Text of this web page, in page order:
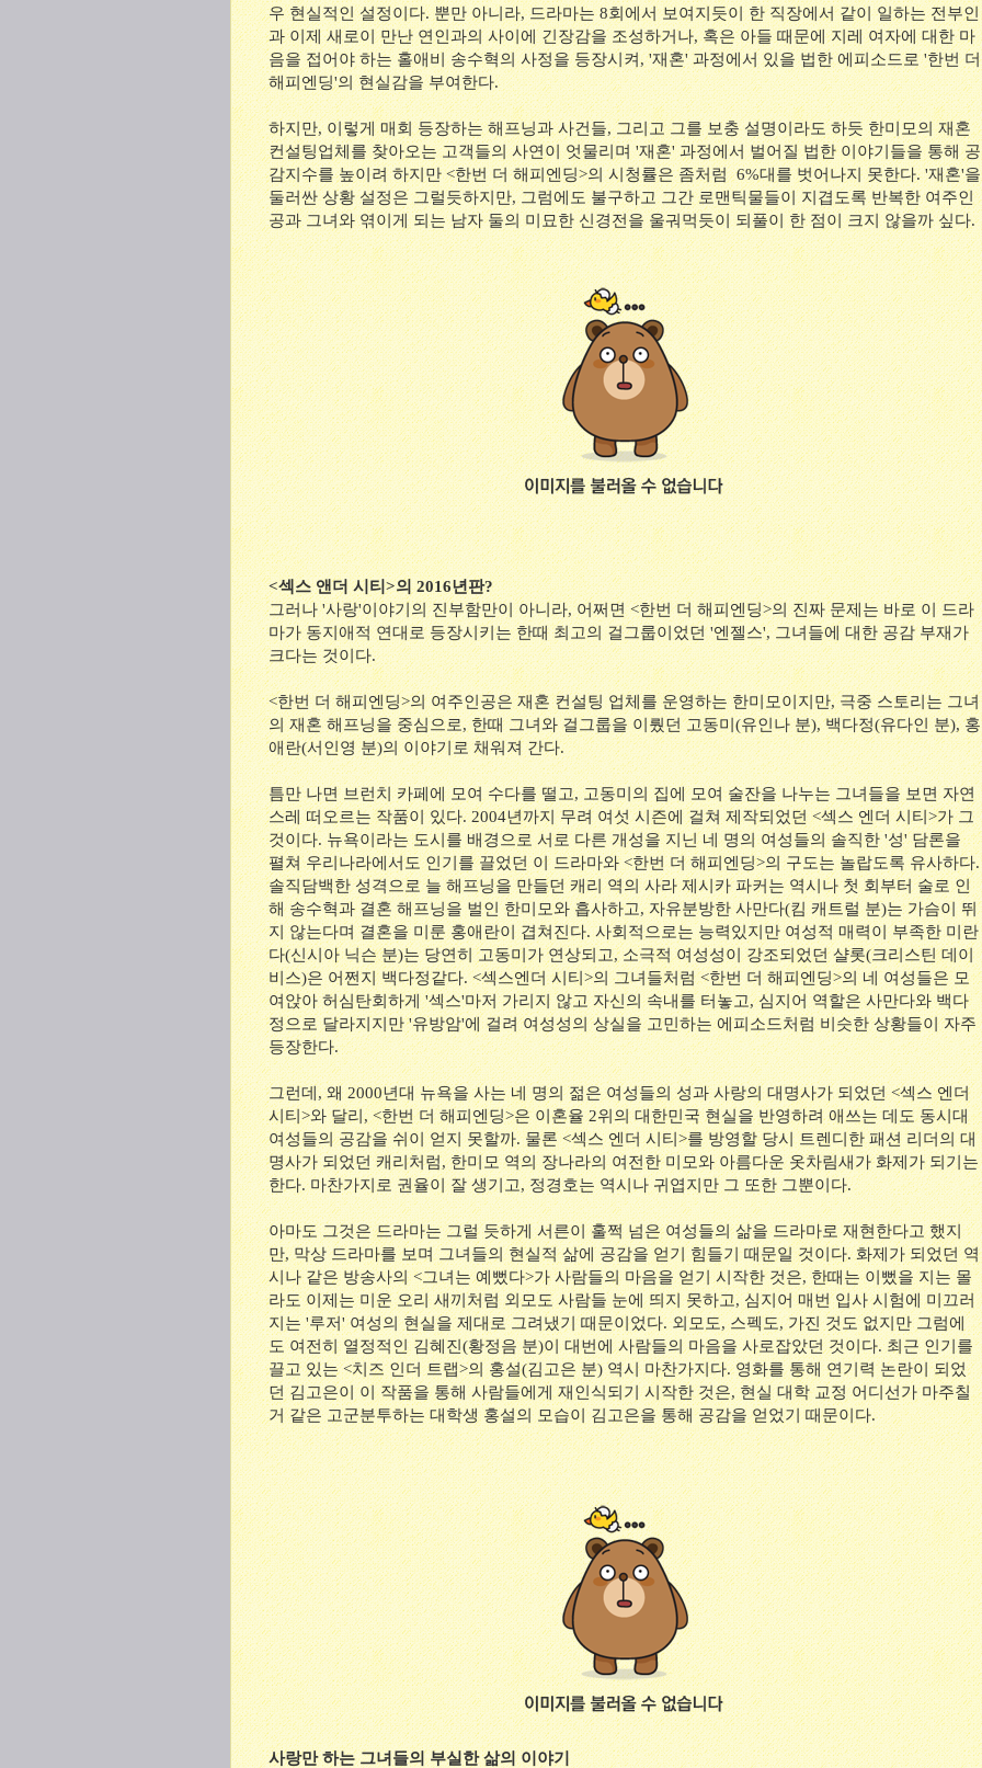
우 현실적인 설정이다. 뿐만 아니라, 드라마는 8회에서 보여지듯이 한 직장에서 같이 일하는 전부인
과 이제 새로이 만난 연인과의 사이에 긴장감을 조성하거나, 혹은 아들 때문에 지레 여자에 대한 마
음을 접어야 하는 홀애비 송수혁의 사정을 등장시켜, '재혼' 과정에서 있을 법한 에피소드로 '한번 더
해피엔딩'의 현실감을 부여한다.
하지만, 이렇게 매회 등장하는 해프닝과 사건들, 그리고 그를 보충 설명이라도 하듯 한미모의 재혼
컨설팅업체를 찾아오는 고객들의 사연이 엇물리며 '재혼' 과정에서 벌어질 법한 이야기들을 통해 공
감지수를 높이려 하지만 <한번 더 해피엔딩>의 시청률은 좀처럼 6%대를 벗어나지 못한다. '재혼'을
둘러싼 상황 설정은 그럴듯하지만, 그럼에도 불구하고 그간 로맨틱물들이 지겹도록 반복한 여주인
공과 그녀와 엮이게 되는 남자 둘의 미묘한 신경전을 울궈먹듯이 되풀이 한 점이 크지 않을까 싶다.
<섹스 앤더 시티>의 2016년판?
그러나 '사랑'이야기의 진부함만이 아니라, 어쩌면 <한번 더 해피엔딩>의 진짜 문제는 바로 이 드라
마가 동지애적 연대로 등장시키는 한때 최고의 걸그룹이었던 '엔젤스', 그녀들에 대한 공감 부재가
크다는 것이다.
<한번 더 해피엔딩>의 여주인공은 재혼 컨설팅 업체를 운영하는 한미모이지만, 극중 스토리는 그녀
의 재혼 해프닝을 중심으로, 한때 그녀와 걸그룹을 이뤘던 고동미(유인나 분), 백다정(유다인 분), 홍
애란(서인영 분)의 이야기로 채워져 간다.
틈만 나면 브런치 카페에 모여 수다를 떨고, 고동미의 집에 모여 술잔을 나누는 그녀들을 보면 자연
스레 떠오르는 작품이 있다. 2004년까지 무려 여섯 시즌에 걸쳐 제작되었던 <섹스 엔더 시티>가 그
것이다. 뉴욕이라는 도시를 배경으로 서로 다른 개성을 지닌 네 명의 여성들의 솔직한 '성' 담론을
펼쳐 우리나라에서도 인기를 끌었던 이 드라마와 <한번 더 해피엔딩>의 구도는 놀랍도록 유사하다.
솔직담백한 성격으로 늘 해프닝을 만들던 캐리 역의 사라 제시카 파커는 역시나 첫 회부터 술로 인
해 송수혁과 결혼 해프닝을 벌인 한미모와 흡사하고, 자유분방한 사만다(킴 캐트럴 분)는 가슴이 뛰
지 않는다며 결혼을 미룬 홍애란이 겹쳐진다. 사회적으로는 능력있지만 여성적 매력이 부족한 미란
다(신시아 닉슨 분)는 당연히 고동미가 연상되고, 소극적 여성성이 강조되었던 샬롯(크리스틴 데이
비스)은 어쩐지 백다정같다. <섹스엔더 시티>의 그녀들처럼 <한번 더 해피엔딩>의 네 여성들은 모
여앉아 허심탄회하게 '섹스'마저 가리지 않고 자신의 속내를 터놓고, 심지어 역할은 사만다와 백다
정으로 달라지지만 '유방암'에 걸려 여성성의 상실을 고민하는 에피소드처럼 비슷한 상황들이 자주
등장한다.
그런데, 왜 2000년대 뉴욕을 사는 네 명의 젊은 여성들의 성과 사랑의 대명사가 되었던 <섹스 엔더
시티>와 달리, <한번 더 해피엔딩>은 이혼율 2위의 대한민국 현실을 반영하려 애쓰는 데도 동시대
여성들의 공감을 쉬이 얻지 못할까. 물론 <섹스 엔더 시티>를 방영할 당시 트렌디한 패션 리더의 대
명사가 되었던 캐리처럼, 한미모 역의 장나라의 여전한 미모와 아름다운 옷차림새가 화제가 되기는
한다. 마찬가지로 권율이 잘 생기고, 정경호는 역시나 귀엽지만 그 또한 그뿐이다.
아마도 그것은 드라마는 그럴 듯하게 서른이 훌쩍 넘은 여성들의 삶을 드라마로 재현한다고 했지
만, 막상 드라마를 보며 그녀들의 현실적 삶에 공감을 얻기 힘들기 때문일 것이다. 화제가 되었던 역
시나 같은 방송사의 <그녀는 예뻤다>가 사람들의 마음을 얻기 시작한 것은, 한때는 이뻤을 지는 몰
라도 이제는 미운 오리 새끼처럼 외모도 사람들 눈에 띄지 못하고, 심지어 매번 입사 시험에 미끄러
지는 '루저' 여성의 현실을 제대로 그려냈기 때문이었다. 외모도, 스펙도, 가진 것도 없지만 그럼에
도 여전히 열정적인 김혜진(황정음 분)이 대번에 사람들의 마음을 사로잡았던 것이다. 최근 인기를
끌고 있는 <치즈 인더 트랩>의 홍설(김고은 분) 역시 마찬가지다. 영화를 통해 연기력 논란이 되었
던 김고은이 이 작품을 통해 사람들에게 재인식되기 시작한 것은, 현실 대학 교정 어디선가 마주칠
거 같은 고군분투하는 대학생 홍설의 모습이 김고은을 통해 공감을 얻었기 때문이다.
사랑만 하는 그녀들의 부실한 삶의 이야기